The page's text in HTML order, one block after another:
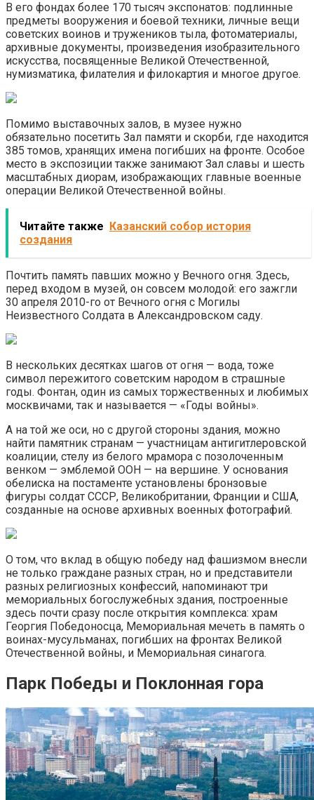
В его фондах более 170 тысяч экспонатов: подлинные
предметы вооружения и боевой техники, личные вещи
советских воинов и тружеников тыла, фотоматериалы,
архивные документы, произведения изобразительного
искусства, посвященные Великой Отечественной,
нумизматика, филателия и филокартия и многое другое.
Помимо выставочных залов, в музее нужно
обязательно посетить Зал памяти и скорби, где находится
385 томов, хранящих имена погибших на фронте. Особое
место в экспозиции также занимают Зал славы и шесть
масштабных диорам, изображающих главные военные
операции Великой Отечественной войны.
Читайте также
Казанский собор история
создания
Почтить память павших можно у Вечного огня. Здесь,
перед входом в музей, он совсем молодой: его зажгли
30 апреля 2010-го от Вечного огня с Могилы
Неизвестного Солдата в Александровском саду.
В нескольких десятках шагов от огня — вода, тоже
символ пережитого советским народом в страшные
годы. Фонтан, один из самых торжественных и любимых
москвичами, так и называется — «Годы войны».
А на той же оси, но с другой стороны здания, можно
найти памятник странам — участницам антигитлеровской
коалиции, стелу из белого мрамора с позолоченным
венком — эмблемой ООН — на вершине. У основания
обелиска на постаменте установлены бронзовые
фигуры солдат СССР, Великобритании, Франции и США,
созданные на основе архивных военных фотографий.
О том, что вклад в общую победу над фашизмом внесли
не только граждане разных стран, но и представители
разных религиозных конфессий, напоминают три
мемориальных богослужебных здания, построенные
здесь почти сразу после открытия комплекса: храм
Георгия Победоносца, Мемориальная мечеть в память о
воинах-мусульманах, погибших на фронтах Великой
Отечественной войны, и Мемориальная синагога.
Парк Победы и Поклонная гора